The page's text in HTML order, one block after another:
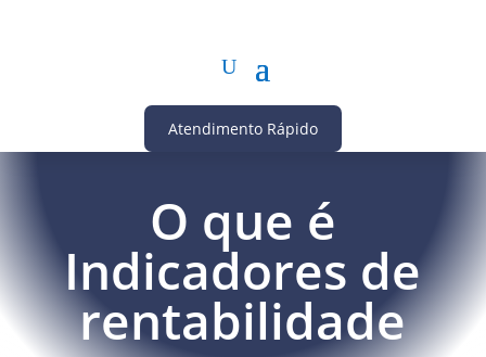
Atendimento Rápido
O que é
Indicadores de
rentabilidade